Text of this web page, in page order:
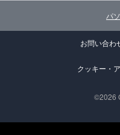
パ
お問い合わ
クッキー・
©2026